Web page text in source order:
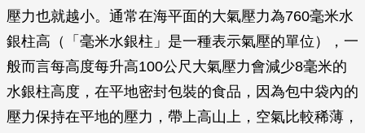
壓力也就越小。通常在海平面的大氣壓力為760毫米水
銀柱高（「毫米水銀柱」是一種表示氣壓的單位），一
般而言每高度每升高100公尺大氣壓力會減少8毫米的
水銀柱高度，在平地密封包裝的食品，因為包中袋內的
壓力保持在平地的壓力，帶上高山上，空氣比較稀薄，